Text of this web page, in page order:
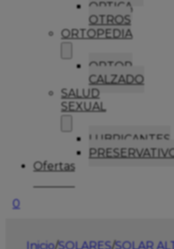
OPTICA
OTROS
ORTOPEDIA
ORTOP
CALZADO
SALUD
SEXUAL
LUBRICANTES
Ofertas
0
Inicio/SOLARES/SOLAR